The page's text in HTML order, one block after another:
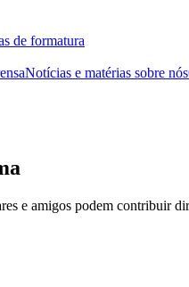
de formatura
Notícias e matérias sobre nós
e amigos podem contribuir